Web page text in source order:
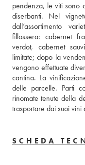
pendenza, le viti sono
diserbanti. Nel
dall’assortimento
fillossera: cabernet
verdot, cabernet
limitate; dopo la
vengono effettuate
cantina. La
delle parcelle. Parti
rinomate tenute della
trasportare dai suoi
SCHEDA